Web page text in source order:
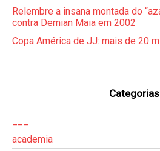
Relembre a insana montada do
contra Demian Maia em 2002
Copa América de JJ: mais de 20
Categorias
academia